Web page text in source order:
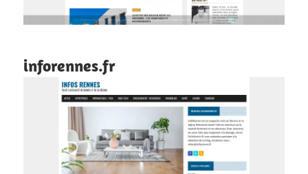
inforennes.fr